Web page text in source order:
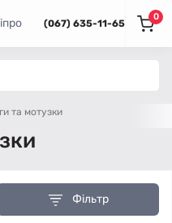
(067) 635-11-65
0
та мотузки
Фільтр